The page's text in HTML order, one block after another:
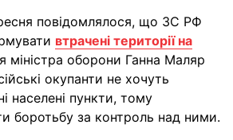
повідомлялося, що ЗС РФ
втрачені території на
міністра оборони Ганна Маляр
окупанти не хочуть
населені пункти, тому
боротьбу за контроль над ними.